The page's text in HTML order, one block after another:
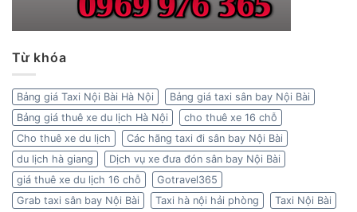
Từ khóa
Bảng giá Taxi Nội Bài Hà Nội
Bảng giá taxi sân bay Nội Bài
Bảng giá thuê xe du lịch Hà Nội
cho thuê xe 16 chỗ
Cho thuê xe du lịch
Các hãng taxi đi sân bay Nội Bài
du lịch hà giang
Dịch vụ xe đưa đón sân bay Nội Bài
giá thuê xe du lịch 16 chỗ
Gotravel365
Grab taxi sân bay Nội Bài
Taxi hà nội hải phòng
Taxi Nội Bài